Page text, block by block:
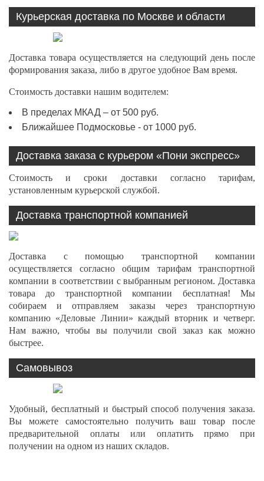
Курьерская доставка по Москве и области
Доставка товара осуществляется на следующий день после
формирования заказа, либо в другое удобное Вам время.
Стоимость доставки нашим водителем:
В пределах МКАД – от 500 руб.
Ближайшее Подмосковье - от 1000 руб.
Доставка заказа с курьером «Пони экспресс»
Стоимость и сроки доставки согласно тарифам,
установленным курьерской службой.
Доставка транспортной компанией
Доставка с помощью транспортной компании
осуществляется согласно общим тарифам транспортной
компании в соответствии с выбранным регионом. Доставка
товара до транспортной компании бесплатная! Мы
собираем и отправляем заказы через транспортную
компанию «Деловые Линии» каждый вторник и четверг.
Нам важно, чтобы вы получили свой заказ как можно
быстрее.
Самовывоз
Удобный, бесплатный и быстрый способ получения заказа.
Вы можете самостоятельно получить ваш товар после
предварительной оплаты или оплатить прямо при
получении на одном из наших складов.